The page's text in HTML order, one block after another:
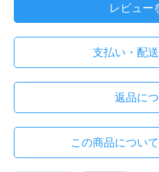
レビュー
支払い・配
返品に
この商品につい